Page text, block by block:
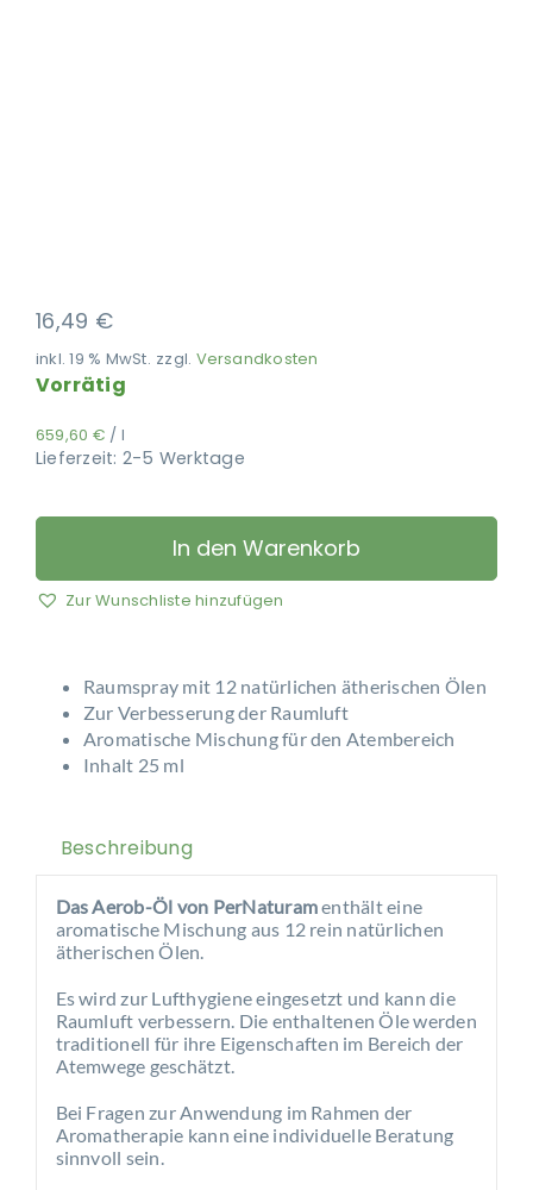
16,49 €
inkl. 19 % MwSt. zzgl. Versandkosten
Vorrätig
659,60 € / l
Lieferzeit: 2-5 Werktage
Aerob-
Öl
In den Warenkorb
Zur Wunschliste hinzufügen
Raumspray mit 12 natürlichen ätherischen Ölen
Zur Verbesserung der Raumluft
Aromatische Mischung für den Atembereich
Inhalt 25 ml
Beschreibung
Das Aerob-Öl von PerNaturamenthält eine
aromatische Mischung aus 12 rein natürlichen
ätherischen Ölen.
Es wird zur Lufthygiene eingesetzt und kann die
Raumluft verbessern. Die enthaltenen Öle werden
traditionell für ihre Eigenschaften im Bereich der
Atemwege geschätzt.
Bei Fragen zur Anwendung im Rahmen der
Aromatherapie kann eine individuelle Beratung
sinnvoll sein.